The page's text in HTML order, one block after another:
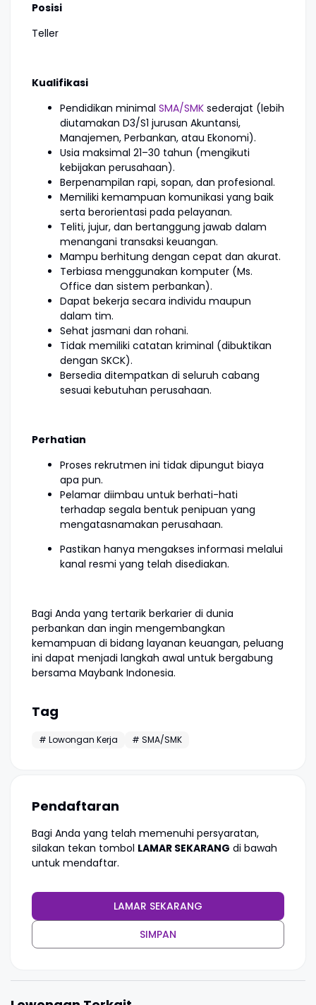
Posisi
Teller
Kualifikasi
Pendidikan minimal SMA/SMK sederajat (lebih
diutamakan D3/S1 jurusan Akuntansi,
Manajemen, Perbankan, atau Ekonomi).
Usia maksimal 21–30 tahun (mengikuti
kebijakan perusahaan).
Berpenampilan rapi, sopan, dan profesional.
Memiliki kemampuan komunikasi yang baik
serta berorientasi pada pelayanan.
Teliti, jujur, dan bertanggung jawab dalam
menangani transaksi keuangan.
Mampu berhitung dengan cepat dan akurat.
Terbiasa menggunakan komputer (Ms.
Office dan sistem perbankan).
Dapat bekerja secara individu maupun
dalam tim.
Sehat jasmani dan rohani.
Tidak memiliki catatan kriminal (dibuktikan
dengan SKCK).
Bersedia ditempatkan di seluruh cabang
sesuai kebutuhan perusahaan.
Perhatian
Proses rekrutmen ini tidak dipungut biaya
apa pun.
Pelamar diimbau untuk berhati-hati
terhadap segala bentuk penipuan yang
mengatasnamakan perusahaan.
Pastikan hanya mengakses informasi melalui
kanal resmi yang telah disediakan.
Bagi Anda yang tertarik berkarier di dunia
perbankan dan ingin mengembangkan
kemampuan di bidang layanan keuangan, peluang
ini dapat menjadi langkah awal untuk bergabung
bersama Maybank Indonesia.
Tag
# Lowongan Kerja # SMA/SMK
Pendaftaran
Bagi Anda yang telah memenuhi persyaratan,
silakan tekan tombol LAMAR SEKARANG di bawah
untuk mendaftar.
LAMAR SEKARANG
SIMPAN